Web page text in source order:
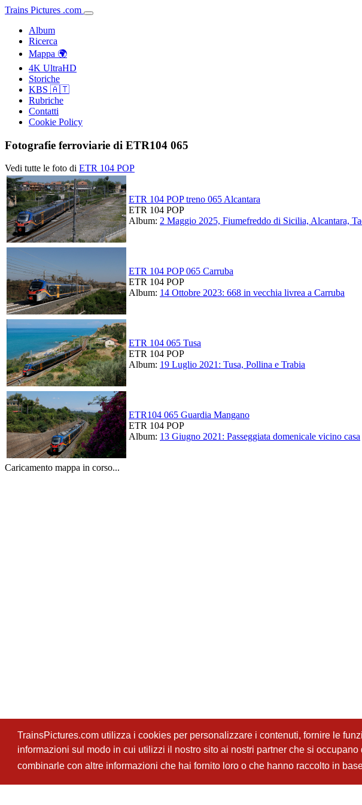
TrainsPictures.com utilizza i cookies per personalizzare i contenuti, fornire le
informazioni sul modo in cui utilizzi il nostro sito ai nostri partner che si
combinarle con altre informazioni che hai fornito loro o che hanno raccolto in
Trains Pictures .com
Album
Ricerca
Mappa 🌍
4K UltraHD
Storiche
KBS 🇦🇹
Rubriche
Contatti
Cookie Policy
Fotografie ferroviarie di ETR104 065
Vedi tutte le foto di ETR 104 POP
ETR 104 POP treno 065 Alcantara
ETR 104 POP
Album: 2 Maggio 2025, Fiumefreddo di Sicilia, Alcantara,
ETR 104 POP 065 Carruba
ETR 104 POP
Album: 14 Ottobre 2023: 668 in vecchia livrea a Carruba
ETR 104 065 Tusa
ETR 104 POP
Album: 19 Luglio 2021: Tusa, Pollina e Trabia
ETR104 065 Guardia Mangano
ETR 104 POP
Album: 13 Giugno 2021: Passeggiata domenicale vicino casa
Caricamento mappa in corso...